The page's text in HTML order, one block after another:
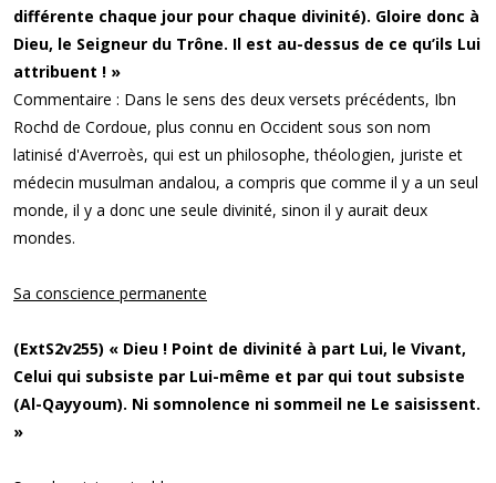
différente chaque jour pour chaque divinité). Gloire donc à
Dieu, le Seigneur du Trône. Il est au-dessus de ce qu’ils Lui
attribuent ! »
Commentaire : Dans le sens des deux versets précédents, Ibn
Rochd de Cordoue, plus connu en Occident sous son nom
latinisé d'Averroès, qui est un philosophe, théologien, juriste et
médecin musulman andalou, a compris que comme il y a un seul
monde, il y a donc une seule divinité, sinon il y aurait deux
mondes.
Sa conscience permanente
(ExtS2v255) « Dieu ! Point de divinité à part Lui, le Vivant,
Celui qui subsiste par Lui-même et par qui tout subsiste
(Al-Qayyoum). Ni somnolence ni sommeil ne Le saisissent.
»